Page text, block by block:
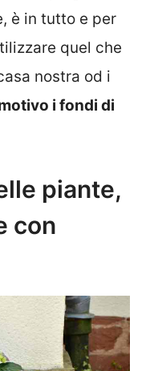
è in tutto e per
quel che
nostra od i
i fondi di
piante,
con